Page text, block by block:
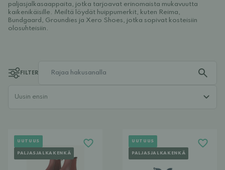
paljasjalkasaappaita, jotka tarjoavat erinomaista mukavuutta
kaikenikäisille. Meiltä löydät huippumerkit, kuten Reima,
Bundgaard, Groundies ja Xero Shoes, jotka sopivat kosteisiin
olosuhteisiin.
FILTER
UUTUUS
PALJASJALKAKENKÄ
UUTUUS
PALJASJALKAKENKÄ